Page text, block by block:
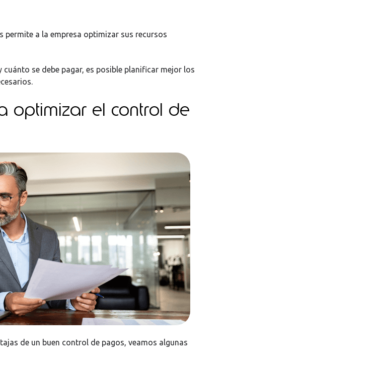
permite a la empresa optimizar sus recursos
se debe pagar, es posible planificar mejor los
optimizar el control de
de un buen control de pagos, veamos algunas